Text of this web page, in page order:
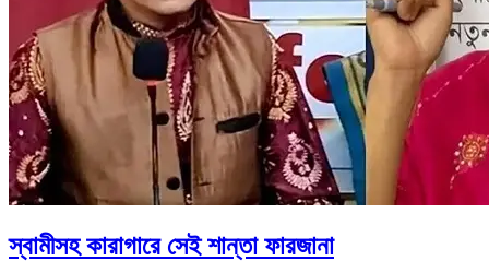
স্বামীসহ কারাগারে সেই শান্তা ফারজানা